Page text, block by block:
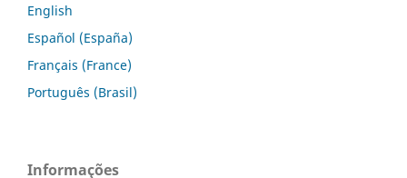
English
Español (España)
Français (France)
Português (Brasil)
Informações